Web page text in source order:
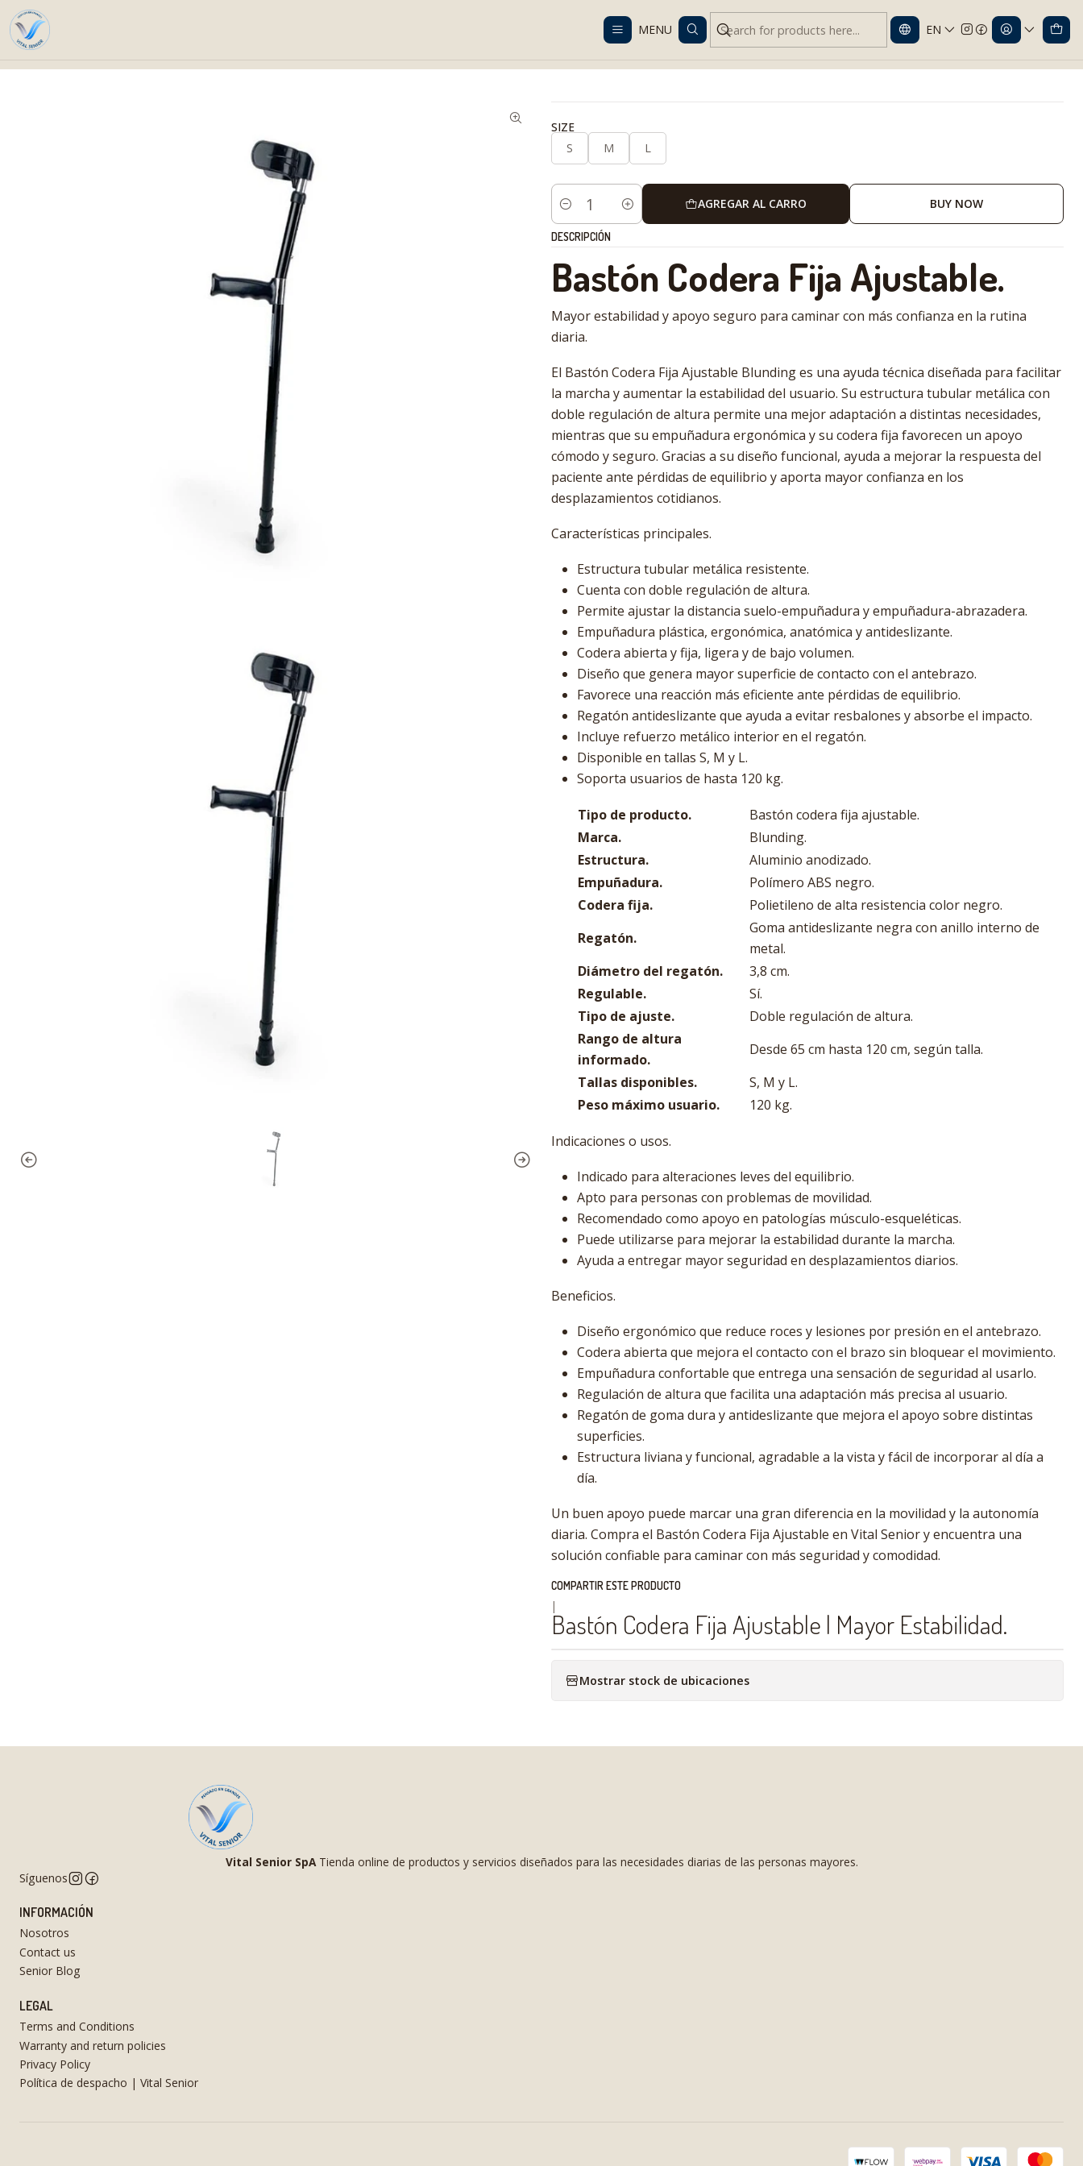
MENU EN
Despacho gratis en RM desde $100.000. Revisa las condiciones.
Bastón Codera Fija Ajustable | Mayor Estabilidad.
SIZE
S
M L
Cantidad
AGREGAR AL CARRO BUY NOW
DESCRIPCIÓN
Bastón Codera Fija Ajustable.
Mayor estabilidad y apoyo seguro para caminar con más confianza en la rutina
diaria.
El Bastón Codera Fija Ajustable Blunding es una ayuda técnica diseñada para facilitar
la marcha y aumentar la estabilidad del usuario. Su estructura tubular metálica con
doble regulación de altura permite una mejor adaptación a distintas necesidades,
mientras que su empuñadura ergonómica y su codera fija favorecen un apoyo
cómodo y seguro. Gracias a su diseño funcional, ayuda a mejorar la respuesta del
paciente ante pérdidas de equilibrio y aporta mayor confianza en los
desplazamientos cotidianos.
Características principales.
Estructura tubular metálica resistente.
Cuenta con doble regulación de altura.
Permite ajustar la distancia suelo-empuñadura y empuñadura-abrazadera.
Empuñadura plástica, ergonómica, anatómica y antideslizante.
Codera abierta y fija, ligera y de bajo volumen.
Diseño que genera mayor superficie de contacto con el antebrazo.
Favorece una reacción más eficiente ante pérdidas de equilibrio.
Regatón antideslizante que ayuda a evitar resbalones y absorbe el impacto.
Incluye refuerzo metálico interior en el regatón.
Disponible en tallas S, M y L.
Soporta usuarios de hasta 120 kg.
Tipo de producto.
Bastón codera fija ajustable.
Marca.
Blunding.
Estructura.
Aluminio anodizado.
Empuñadura.
Polímero ABS negro.
Codera fija.
Polietileno de alta resistencia color negro.
Regatón.
Goma antideslizante negra con anillo interno de
metal.
Diámetro del regatón.
3,8 cm.
Regulable.
Sí.
Tipo de ajuste.
Doble regulación de altura.
Rango de altura
informado.
Desde 65 cm hasta 120 cm, según talla.
Tallas disponibles.
S, M y L.
Peso máximo usuario.
120 kg.
Indicaciones o usos.
Indicado para alteraciones leves del equilibrio.
Apto para personas con problemas de movilidad.
Recomendado como apoyo en patologías músculo-esqueléticas.
Puede utilizarse para mejorar la estabilidad durante la marcha.
Ayuda a entregar mayor seguridad en desplazamientos diarios.
Beneficios.
Diseño ergonómico que reduce roces y lesiones por presión en el antebrazo.
Codera abierta que mejora el contacto con el brazo sin bloquear el movimiento.
Empuñadura confortable que entrega una sensación de seguridad al usarlo.
Regulación de altura que facilita una adaptación más precisa al usuario.
Regatón de goma dura y antideslizante que mejora el apoyo sobre distintas
superficies.
Estructura liviana y funcional, agradable a la vista y fácil de incorporar al día a
día.
Un buen apoyo puede marcar una gran diferencia en la movilidad y la autonomía
diaria. Compra el Bastón Codera Fija Ajustable en Vital Senior y encuentra una
solución confiable para caminar con más seguridad y comodidad.
COMPARTIR ESTE PRODUCTO
|
Bastón Codera Fija Ajustable | Mayor Estabilidad.
Mostrar stock de ubicaciones
Vital Senior SpATienda online de productos y servicios diseñados para las necesidades diarias de las personas mayores.
Síguenos
INFORMACIÓN
Nosotros
Contact us
Senior Blog
LEGAL
Terms and Conditions
Warranty and return policies
Privacy Policy
Política de despacho | Vital Senior